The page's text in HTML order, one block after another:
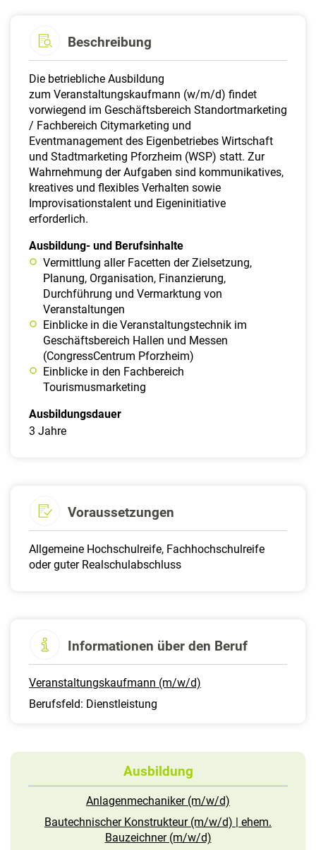
Beschreibung
Die betriebliche Ausbildung
zum Veranstaltungskaufmann (w/m/d) findet
vorwiegend im Geschäftsbereich Standortmarketing
/ Fachbereich Citymarketing und
Eventmanagement des Eigenbetriebes Wirtschaft
und Stadtmarketing Pforzheim (WSP) statt. Zur
Wahrnehmung der Aufgaben sind kommunikatives,
kreatives und flexibles Verhalten sowie
Improvisationstalent und Eigeninitiative
erforderlich.
Ausbildung- und Berufsinhalte
Vermittlung aller Facetten der Zielsetzung,
Planung, Organisation, Finanzierung,
Durchführung und Vermarktung von
Veranstaltungen
Einblicke in die Veranstaltungstechnik im
Geschäftsbereich Hallen und Messen
(CongressCentrum Pforzheim)
Einblicke in den Fachbereich
Tourismusmarketing
Ausbildungsdauer
3 Jahre
Voraussetzungen
Allgemeine Hochschulreife, Fachhochschulreife
oder guter Realschulabschluss
Informationen über den Beruf
Veranstaltungskaufmann (m/w/d)
Berufsfeld: Dienstleistung
Ausbildung
Anlagenmechaniker (m/w/d)
Bautechnischer Konstrukteur (m/w/d) | ehem.
Bauzeichner (m/w/d)